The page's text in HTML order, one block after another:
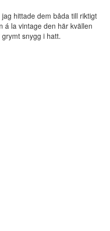
hittade dem båda till riktigt
á la vintage den här kvällen
snygg i hatt.